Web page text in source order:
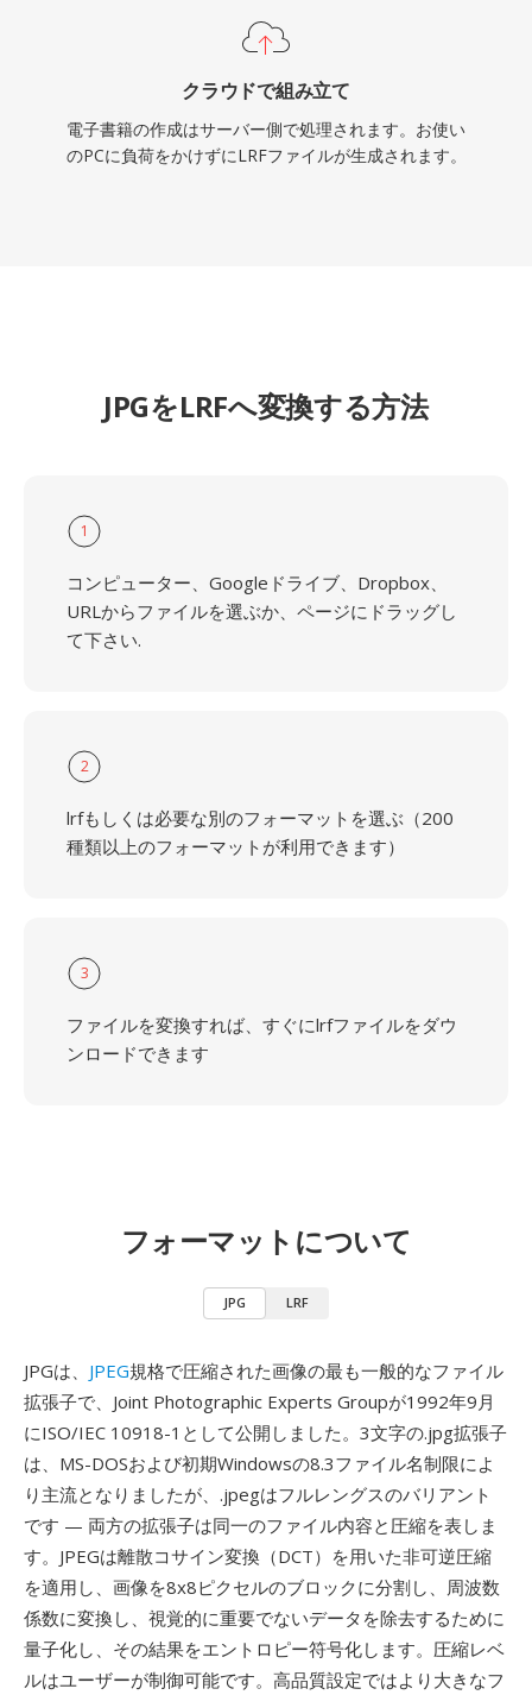
クラウドで組み立て
電子書籍の作成はサーバー側で処理されます。お使い
のPCに負荷をかけずにLRFファイルが生成されます。
JPGをLRFへ変換する方法
1
コンピューター、Googleドライブ、Dropbox、
URLからファイルを選ぶか、ページにドラッグし
て下さい.
2
lrfもしくは必要な別のフォーマットを選ぶ（200
種類以上のフォーマットが利用できます）
3
ファイルを変換すれば、すぐにlrfファイルをダウ
ンロードできます
フォーマットについて
JPG LRF
JPGは、 JPEG規格で圧縮された画像の最も一般的なファイル
拡張子で、Joint Photographic Experts Groupが1992年9月
にISO/IEC 10918-1として公開しました。3文字の.jpg拡張子
は、MS-DOSおよび初期Windowsの8.3ファイル名制限によ
り主流となりましたが、.jpegはフルレングスのバリアント
です — 両方の拡張子は同一のファイル内容と圧縮を表しま
す。JPEGは離散コサイン変換（DCT）を用いた非可逆圧縮
を適用し、画像を8x8ピクセルのブロックに分割し、周波数
係数に変換し、視覚的に重要でないデータを除去するために
量子化し、その結果をエントロピー符号化します。圧縮レベ
ルはユーザーが制御可能です。高品質設定ではより大きなフ